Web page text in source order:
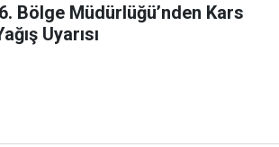
Bölge Müdürlüğü’nden Kars
Uyarısı